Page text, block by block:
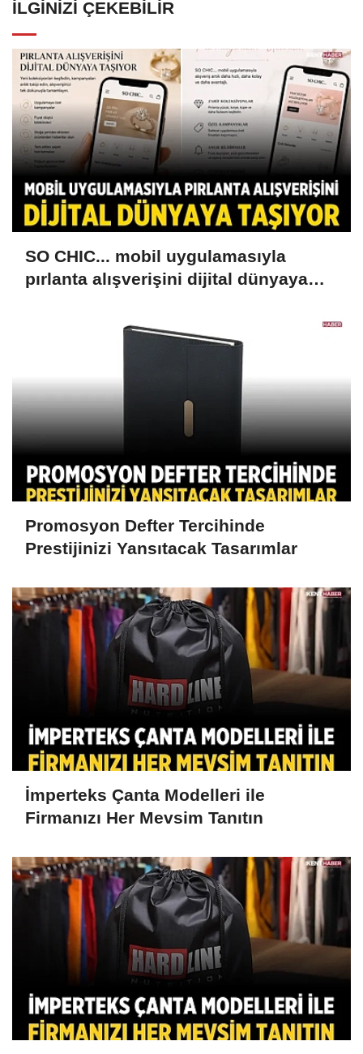
İLGINIZI ÇEKEBILIR
SO CHIC... mobil uygulamasıyla
pırlanta alışverişini dijital dünyaya
Promosyon Defter Tercihinde
Prestijinizi Yansıtacak Tasarımlar
İmperteks Çanta Modelleri ile
Firmanızı Her Mevsim Tanıtın